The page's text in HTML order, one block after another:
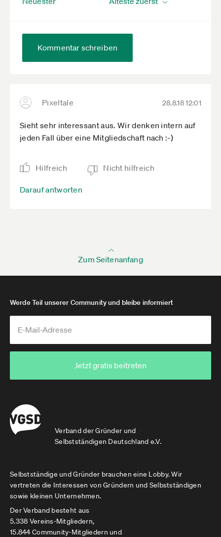
Kommentar schreiben
Pixeltale 28.8.18 12:01
Sieht sehr interessant aus. Wir denken intern auf
jeden Fall über eine Mitgliedschaft nach :-)
Hilfreich Nicht hilfreich
Darauf antworten
Zum Seitenanfang
Verband der Gründer und
Selbstständigen Deutschland e.V.
Werde Teil unserer Community und bleibe informiert
Jetzt gratis beitreten
Selbstständige und Gründer brauchen eine Lobby. Wir
vertreten die Interessen von Gründern und Selbstständigen
sowie kleinen Unternehmen.
Der Verband besteht aus
5.338 Vereins-Mitgliedern,
15.844 Community-Mitgliedern und